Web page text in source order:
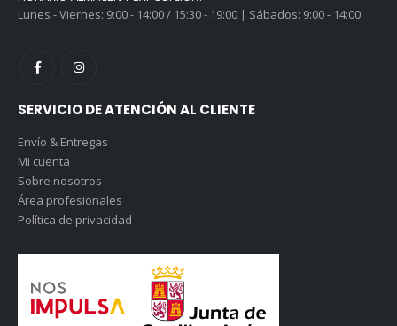
Lunes - Viernes: 9:00 - 14:00 / 15:30 - 19:00 | Sábados: 9:00 - 14:00
SERVICIO DE ATENCIÓN AL CLIENTE
Envío & Entregas
Mi cuenta
Sobre nosotros
Área profesionales
Política de privacidad